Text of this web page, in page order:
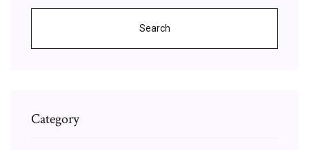
Search
Category